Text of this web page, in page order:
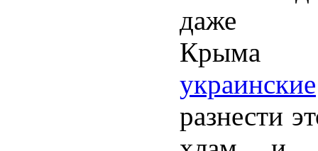
даже
украинские
разнести